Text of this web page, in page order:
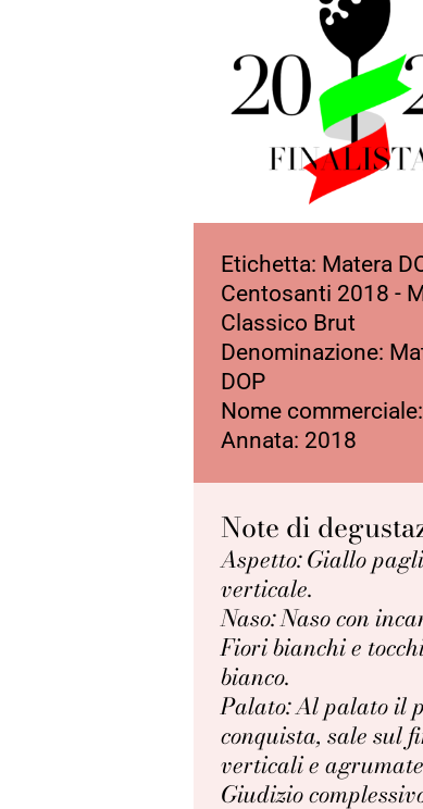
Etichetta: Matera
Centosanti 2018 -
Classico Brut
Denominazione:
DOP
Nome
Annata: 2018
Note di
Aspetto: Giallo
verticale.
Naso: Naso con
Fiori bianchi e
bianco.
Palato: Al palato il
conquista, sale sul
verticali e
Giudizio